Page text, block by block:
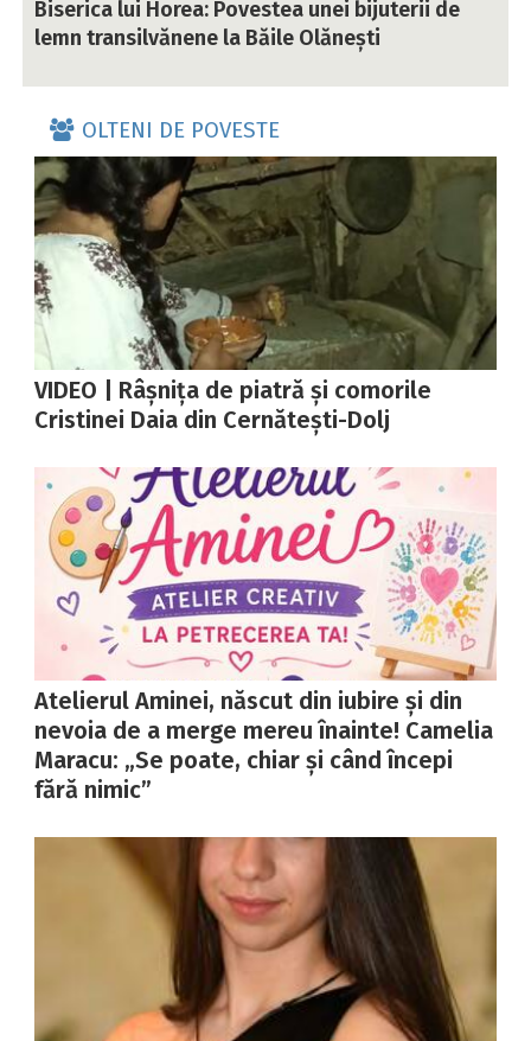
Biserica lui Horea: Povestea unei bijuterii de
lemn transilvănene la Băile Olănești
OLTENI DE POVESTE
VIDEO | Râșnița de piatră și comorile
Cristinei Daia din Cernătești-Dolj
Atelierul Aminei, născut din iubire și din
nevoia de a merge mereu înainte! Camelia
Maracu: „Se poate, chiar și când începi
fără nimic”